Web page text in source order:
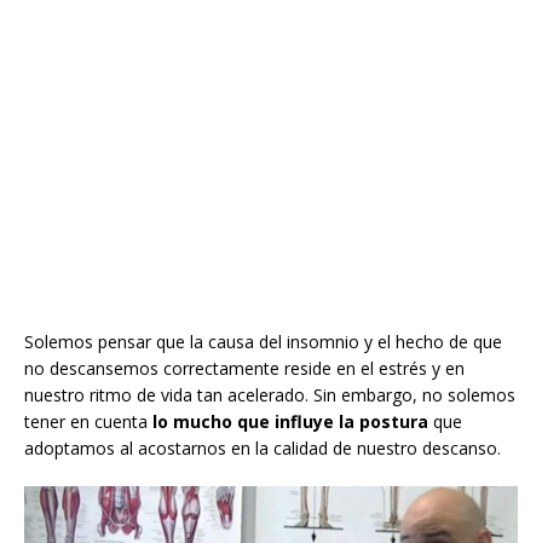
Solemos pensar que la causa del insomnio y el hecho de que
no descansemos correctamente reside en el estrés y en
nuestro ritmo de vida tan acelerado. Sin embargo, no solemos
tener en cuenta lo mucho que influye la postura que
adoptamos al acostarnos en la calidad de nuestro descanso.